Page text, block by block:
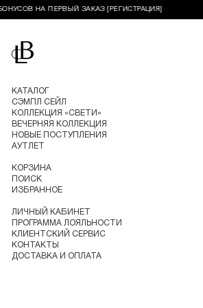
НА ПЕРВЫЙ ЗАКАЗ [РЕГИСТРАЦИЯ]
Перейти на главную
КАТАЛОГ
СЭМПЛ СЕЙЛ
КОЛЛЕКЦИЯ «СВЕТИ»
ВЕЧЕРНЯЯ КОЛЛЕКЦИЯ
НОВЫЕ ПОСТУПЛЕНИЯ
АУТЛЕТ
КОРЗИНА
ПОИСК
ИЗБРАННОЕ
ЛИЧНЫЙ КАБИНЕТ
ПРОГРАММА ЛОЯЛЬНОСТИ
КЛИЕНТСКИЙ СЕРВИС
КОНТАКТЫ
ДОСТАВКА И ОПЛАТА